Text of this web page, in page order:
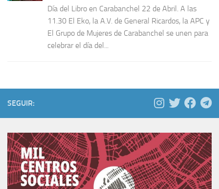
Día del Libro en Carabanchel 22 de Abril. A las
11.30 El Eko, la A.V. de General Ricardos, la APC y
El Grupo de Mujeres de Carabanchel se unen para
celebrar el día del...
SEGUIR: